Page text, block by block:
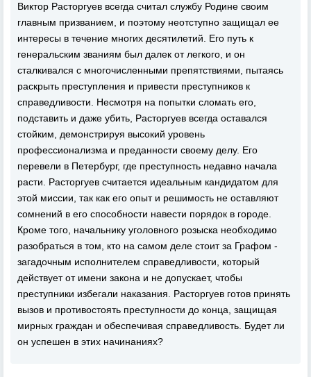
Виктор Расторгуев всегда считал службу Родине своим
главным призванием, и поэтому неотступно защищал ее
интересы в течение многих десятилетий. Его путь к
генеральским званиям был далек от легкого, и он
сталкивался с многочисленными препятствиями, пытаясь
раскрыть преступления и привести преступников к
справедливости. Несмотря на попытки сломать его,
подставить и даже убить, Расторгуев всегда оставался
стойким, демонстрируя высокий уровень
профессионализма и преданности своему делу. Его
перевели в Петербург, где преступность недавно начала
расти. Расторгуев считается идеальным кандидатом для
этой миссии, так как его опыт и решимость не оставляют
сомнений в его способности навести порядок в городе.
Кроме того, начальнику уголовного розыска необходимо
разобраться в том, кто на самом деле стоит за Графом -
загадочным исполнителем справедливости, который
действует от имени закона и не допускает, чтобы
преступники избегали наказания. Расторгуев готов принять
вызов и противостоять преступности до конца, защищая
мирных граждан и обеспечивая справедливость. Будет ли
он успешен в этих начинаниях?